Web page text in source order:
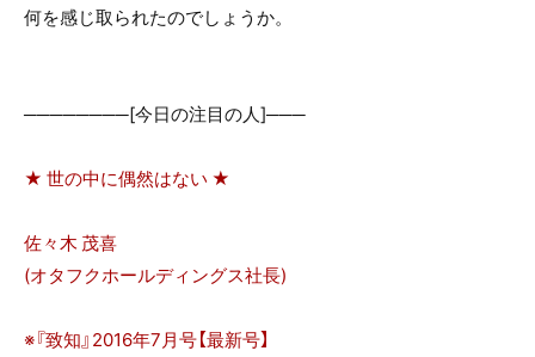
何を感じ取られたのでしょうか。
────────[今日の注目の人]───
★ 世の中に偶然はない ★
佐々木 茂喜
(オタフクホールディングス社長)
※『致知』2016年7月号【最新号】